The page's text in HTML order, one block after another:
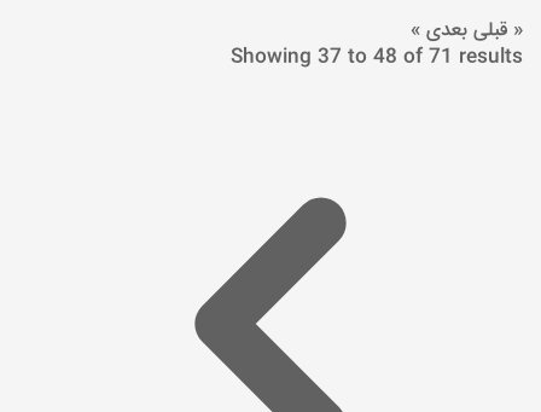
« قبلی بعدی »
Showing 37 to 48 of 71 results